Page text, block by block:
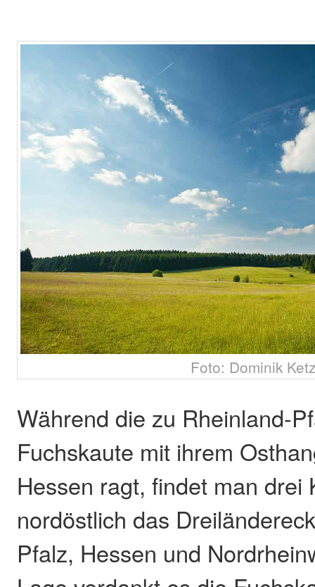
Foto: Dominik Ketz
Während die zu Rheinland-
Fuchskaute mit ihrem
Hessen ragt, findet man drei
nordöstlich das
Pfalz, Hessen und